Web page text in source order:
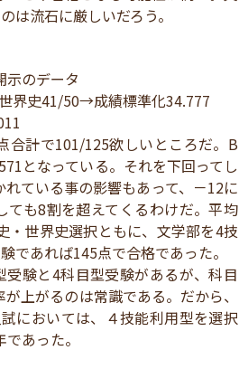
は流石に厳しいだろう。
示のデータ
界史41/50→成績標準化34.777
合計で101/125欲しいところだ。B
となっている。それを下回ってし
ている事の影響もあって、－12に
も8割を超えてくるわけだ。平均
・世界史選択ともに、文学部を4技
であれば145点で合格であった。
験と4科目型受験があるが、科目
上がるのは常識である。だから、
においては、４技能利用型を選択
あった。